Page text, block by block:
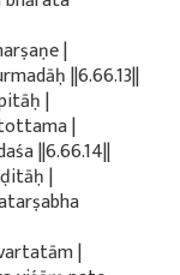
|
||6.66.13||
|
|
||6.66.14||
|
|